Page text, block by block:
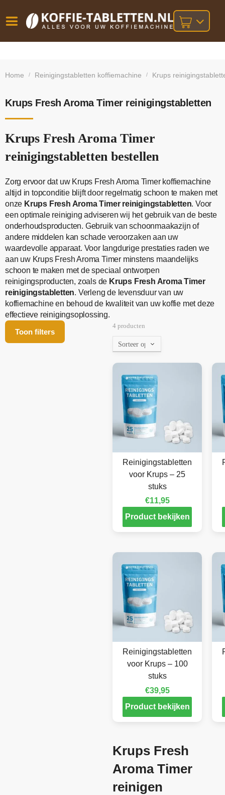
besteld,
bij orders
Home / Reinigingstabletten koffiemachine / Krups
Krups Fresh Aroma Timer reinigingstabletten
Krups Fresh Aroma Timer
reinigingstabletten bestellen
Zorg ervoor dat uw Krups Fresh Aroma Timer koffiemachine
altijd in topconditie blijft door regelmatig schoon te maken met
onze Krups Fresh Aroma Timer reinigingstabletten. Voor
een optimale reiniging adviseren wij het gebruik van de beste
onderhoudsproducten. Gebruik van schoonmaakazijn of
andere middelen kan schade veroorzaken aan uw
waardevolle apparaat. Voor langdurige prestaties raden we
aan uw Krups Fresh Aroma Timer minstens maandelijks
schoon te maken met de speciaal ontworpen
reinigingsproducten, zoals de Krups Fresh Aroma Timer
reinigingstabletten. Verleng de levensduur van uw
koffiemachine en behoud de kwaliteit van uw koffie met deze
effectieve reinigingsoplossing.
Toon filters
4 producten
Reinigingstabletten
voor Krups – 25
stuks
€11,95
Product bekijken
Reinigingstabletten
voor Krups – 100
stuks
€39,95
Product bekijken
Krups Fresh
Aroma Timer
reinigen